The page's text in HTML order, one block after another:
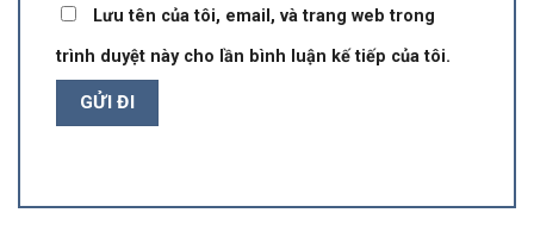
Lưu tên của tôi, email, và trang web trong
trình duyệt này cho lần bình luận kế tiếp của tôi.